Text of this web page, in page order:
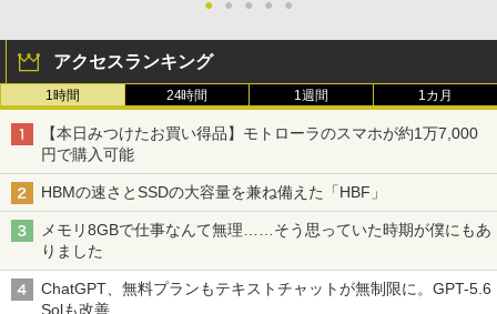
● ● ● ● ●
アクセスランキング
1時間 24時間 1週間 1カ月
【本日みつけたお買い得品】モトローラのスマホが約1万7,000
円で購入可能
HBMの速さとSSDの大容量を兼ね備えた「HBF」
メモリ8GBで仕事なんて無理……そう思っていた時期が僕にもあ
りました
ChatGPT、無料プランもテキストチャットが無制限に。GPT-5.6
Solも改善